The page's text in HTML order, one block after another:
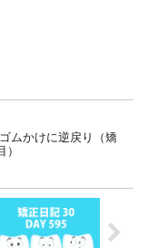
ムかけに逆戻り（矯